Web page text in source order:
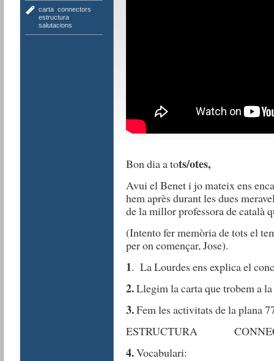
carta, connectors
estructura,
salutacions
Bon dia a tots/otes,
Avui el Benet i jo mateix ens
hem après durant les dues
de la millor professora de català
(Intento fer memòria de tots el
per on començar, Jose).
1. La Lourdes ens explica el
2.Llegim la carta que trobem a
3.Fem les activitats de la plana
ESTRUCTURA
4.Vocabulari: